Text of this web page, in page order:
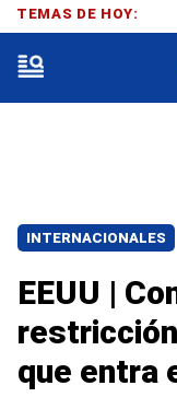
INTERNACIONALES
EEUU |
que entra
TEMAS DE HOY: